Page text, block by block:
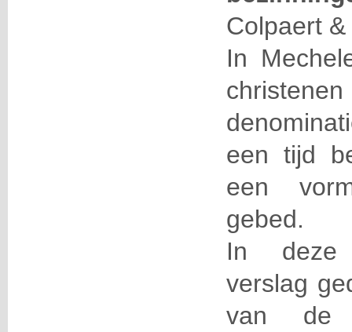
Colpaert&
In
een tijd
een
gebed.
In deze
verslag
van de